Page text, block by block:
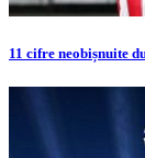
11 cifre neobișnuite